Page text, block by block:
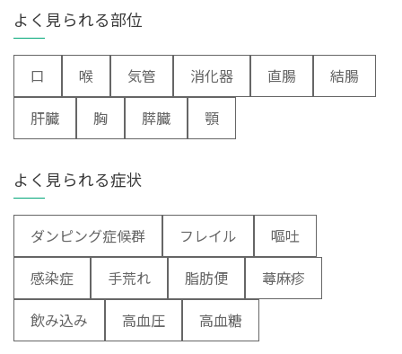
よく見られる部位
口 喉 気管 消化器 直腸
結腸
肝臓
胸 膵臓 顎
よく見られる症状
ダンピング症候群 フレイル
嘔吐
感染症
手荒れ 脂肪便
蕁麻疹
飲み込み
高血圧 高血糖